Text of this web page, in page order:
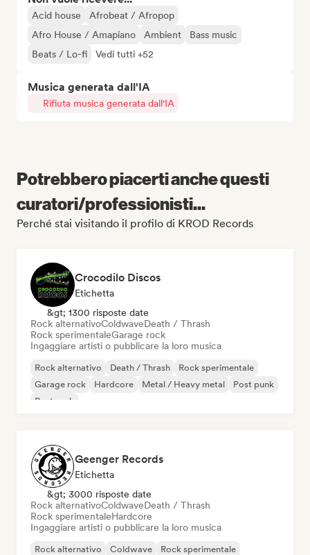
Acid house
Afrobeat / Afropop
Afro House / Amapiano
Ambient
Bass music
Beats / Lo-fi
Vedi tutti +52
Musica generata dall'IA
Rifiuta musica generata dall'IA
Potrebbero piacerti anche questi
curatori/professionisti...
Perché stai visitando il profilo di KROD Records
Crocodilo Discos
Etichetta
&gt; 1300 risposte date
Rock alternativoColdwaveDeath / Thrash
Rock sperimentaleGarage rock
Ingaggiare artisti o pubblicare la loro musica
Rock alternativo Death / Thrash
Rock sperimentale
Garage rock
Hardcore Metal / Heavy metal
Post punk
Post rock
Geenger Records
Etichetta
&gt; 3000 risposte date
Rock alternativoColdwaveDeath / Thrash
Rock sperimentaleHardcore
Ingaggiare artisti o pubblicare la loro musica
Rock alternativo Coldwave
Rock sperimentale